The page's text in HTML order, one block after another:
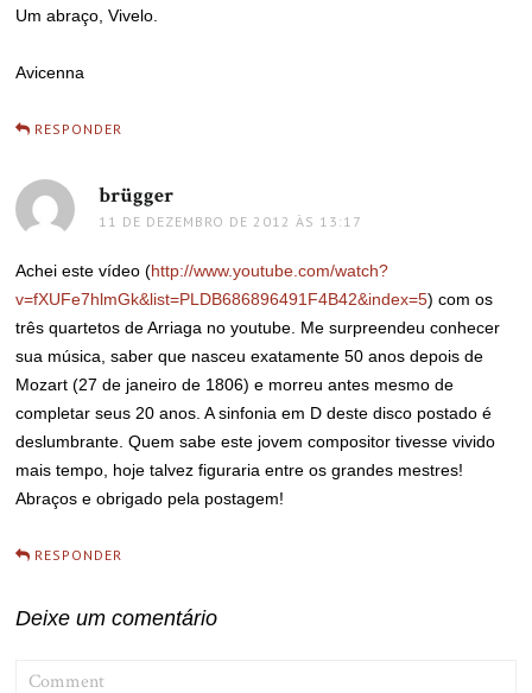
Um abraço, Vivelo.
Avicenna
RESPONDER
brügger
11 DE DEZEMBRO DE 2012 ÀS 13:17
Achei este vídeo (http://www.youtube.com/watch?
v=fXUFe7hlmGk&list=PLDB686896491F4B42&index=5) com os
três quartetos de Arriaga no youtube. Me surpreendeu conhecer
sua música, saber que nasceu exatamente 50 anos depois de
Mozart (27 de janeiro de 1806) e morreu antes mesmo de
completar seus 20 anos. A sinfonia em D deste disco postado é
deslumbrante. Quem sabe este jovem compositor tivesse vivido
mais tempo, hoje talvez figuraria entre os grandes mestres!
Abraços e obrigado pela postagem!
RESPONDER
Deixe um comentário